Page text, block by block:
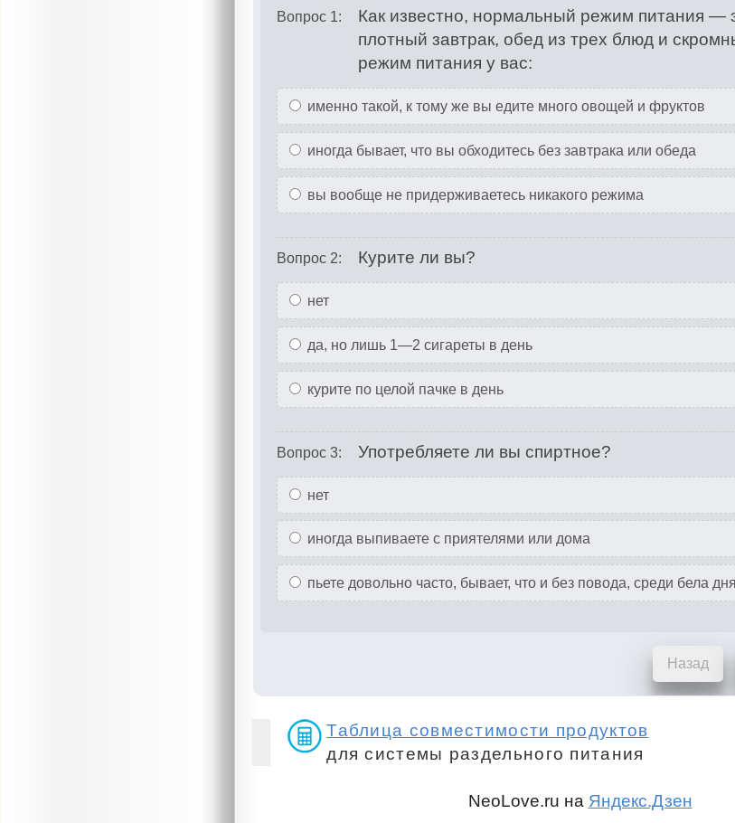
Вопрос 1:
Как известно, нормальный режим питания —
плотный завтрак, обед из трех блюд и
режим питания у вас:
именно такой, к тому же вы едите много овощей и фруктов
иногда бывает, что вы обходитесь без завтрака или обеда
вы вообще не придерживаетесь никакого режима
Вопрос 2: Курите ли вы?
нет
да, но лишь 1—2 сигареты в день
курите по целой пачке в день
Вопрос 3: Употребляете ли вы спиртное?
нет
иногда выпиваете с приятелями или дома
пьете довольно часто, бывает, что и без повода, среди бела дня
Назад
Таблица совместимости продуктов
для системы раздельного питания
NeoLove.ru на Яндекс.Дзен